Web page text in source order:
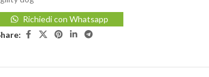
Richiedi con Whatsapp